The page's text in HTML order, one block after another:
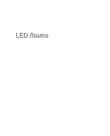
LED Лампа